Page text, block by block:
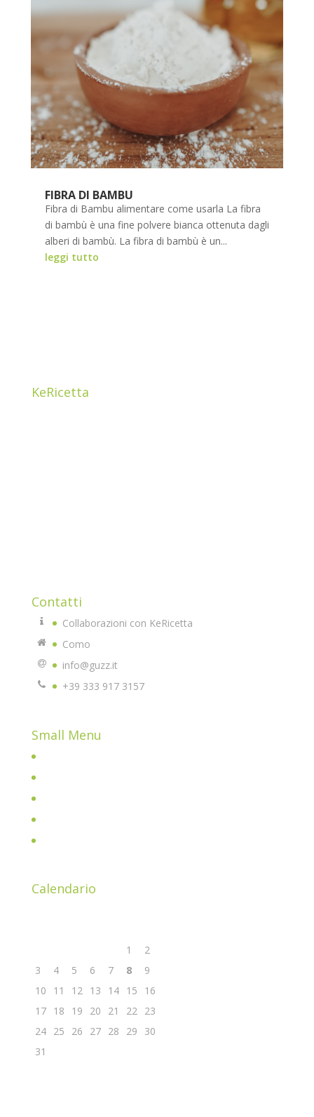
FIBRA DI BAMBU
Fibra di Bambu alimentare come usarla La fibra
di bambù è una fine polvere bianca ottenuta dagli
alberi di bambù. La fibra di bambù è un...
leggi tutto
KeRicetta
Contatti
Collaborazioni con KeRicetta
Como
info@guzz.it
+39 333 917 3157
Small Menu
Calendario
1
2
3
4 5 6 7 8
9
10
11 12 13 14 15
16
17 18 19 20 21 22 23
24 25 26 27 28 29
30
31